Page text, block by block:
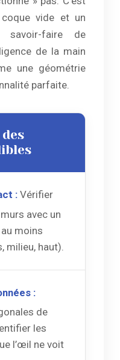
vide et un
savoir-faire de
de la main
une géométrie
parfaite.
:Vérifier
avec un
moins
milieu, haut).
:
de
les
l’œil ne voit